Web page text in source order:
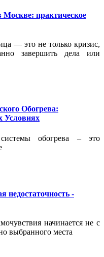
практическое
— это не только кризис,
завершить дела или
Обогрева:
Условиях
системы обогрева – это
недостаточность -
начинается не с
выбранного места